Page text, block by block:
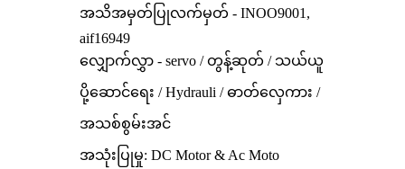
အသိအမှတ်ပြုလက်မှတ် - INOO9001,
aif16949
လျှောက်လွှာ - servo / တွန့်ဆုတ် / သယ်ယူ
ပို့ဆောင်ရေး / Hydrauli / ဓာတ်လှေကား /
အသစ်စွမ်းအင်
အသုံးပြုမှု: DC Motor & Ac Moto